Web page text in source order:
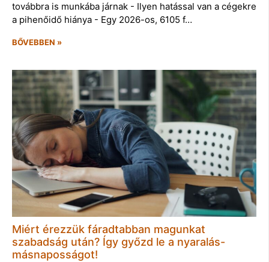
továbbra is munkába járnak - Ilyen hatással van a cégekre
a pihenőidő hiánya - Egy 2026-os, 6105 f…
BŐVEBBEN »
Miért érezzük fáradtabban magunkat
szabadság után? Így győzd le a nyaralás-
másnaposságot!